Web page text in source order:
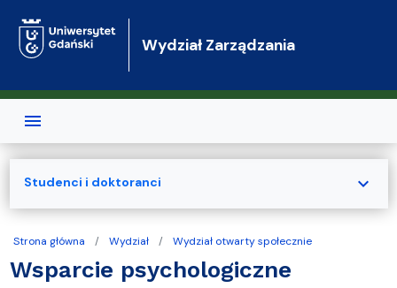
Wydział Zarządzania
Strona główna Wydział Wydział otwarty społecznie
Wsparcie psychologiczne
Studenci i doktoranci expand_more